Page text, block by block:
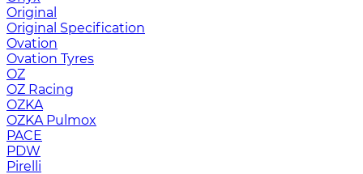
Original
Original Specification
Ovation
Ovation Tyres
OZ
OZ Racing
OZKA
OZKA Pulmox
PACE
PDW
Pirelli